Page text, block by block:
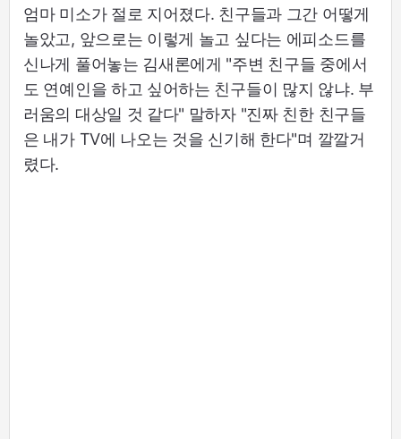
엄마 미소가 절로 지어졌다. 친구들과 그간 어떻게
놀았고, 앞으로는 이렇게 놀고 싶다는 에피소드를
신나게 풀어놓는 김새론에게 "주변 친구들 중에서
도 연예인을 하고 싶어하는 친구들이 많지 않냐. 부
러움의 대상일 것 같다" 말하자 "진짜 친한 친구들
은 내가 TV에 나오는 것을 신기해 한다"며 깔깔거
렸다.